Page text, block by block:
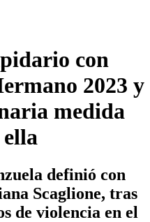
con
2023 y
medida
definió con
Scaglione, tras
de violencia en el